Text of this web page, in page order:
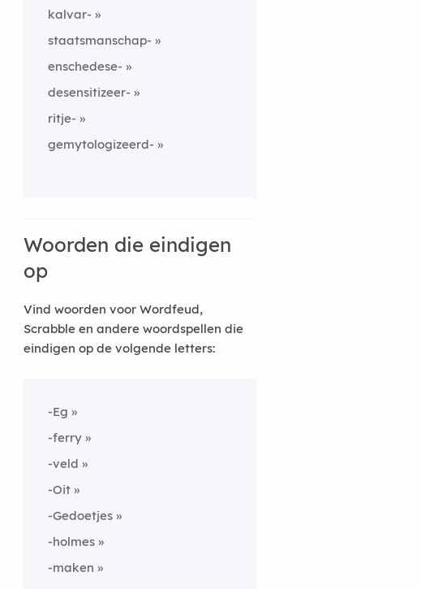
kalvar-
staatsmanschap-
enschedese-
desensitizeer-
ritje-
gemytologizeerd-
Woorden die eindigen
op
Vind woorden voor Wordfeud,
Scrabble en andere woordspellen die
eindigen op de volgende letters:
-Eg
-ferry
-veld
-Oit
-Gedoetjes
-holmes
-maken